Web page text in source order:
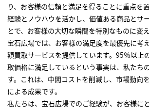
り、お客様の信頼と満足を得ることに重点を
経験とノウハウを活かし、価値ある商品とサ
とで、お客様の大切な瞬間を特別なものに変え
宝石広場では、お客様の満足度を最優先に考
額買取サービスを提供しています。95％以上
取価格に満足しているという事実は、私たち
す。これは、中間コストを削減し、市場動向
による成果です。
私たちは、宝石広場でのご経験が、お客様に